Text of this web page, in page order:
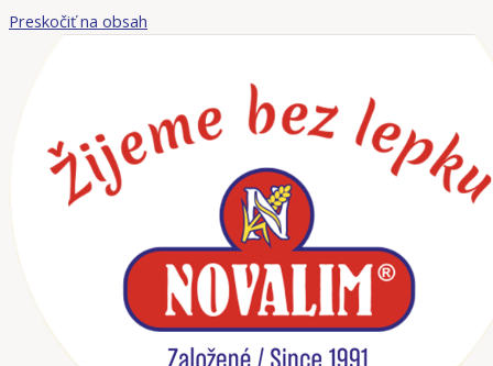
Preskočiť na obsah